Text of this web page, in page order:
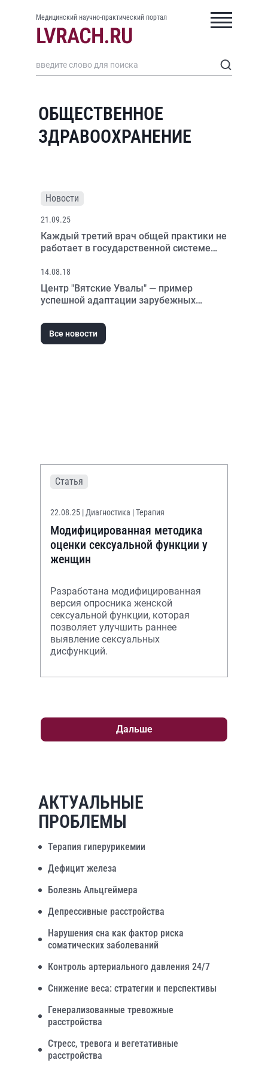
Медицинский научно-практический портал
ОБЩЕСТВЕННОЕ
ЗДРАВООХРАНЕНИЕ
Новости
21.09.25
Каждый третий врач общей практики не
работает в государственной системе
14.08.18
Центр "Вятские Увалы" — пример
успешной адаптации зарубежных
Все новости
Статья
22.08.25 | Диагностика | Терапия
Модифицированная методика
оценки сексуальной функции у
женщин
Разработана модифицированная
версия опросника женской
сексуальной функции, которая
позволяет улучшить раннее
выявление сексуальных
дисфункций.
Дальше
АКТУАЛЬНЫЕ
ПРОБЛЕМЫ
Терапия гиперурикемии
Дефицит железа
Болезнь Альцгеймера
Депрессивные расстройства
Нарушения сна как фактор риска
соматических заболеваний
Контроль артериального давления 24/7
Снижение веса: стратегии и перспективы
Генерализованные тревожные
расстройства
Стресс, тревога и вегетативные
расстройства